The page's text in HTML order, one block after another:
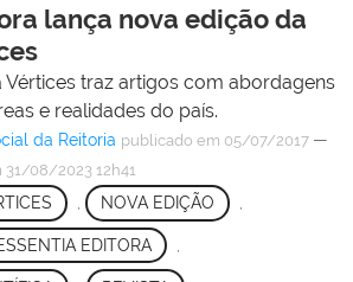
lança nova edição da
traz artigos com abordagens
e realidades do país.
da Reitoria publicado em 05/07/2017 —
31/08/2023 12h41
, NOVA EDIÇÃO ,
EDITORA